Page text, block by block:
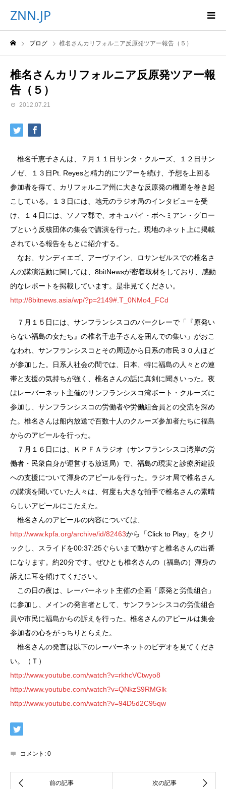
ZNN.JP
ブログ 椎名さんカリフォルニア反原発ツアー報告（５）
椎名さんカリフォルニア反原発ツアー報
告（５）
2012.07.21
椎名千恵子さんは、７月１１日サンタ・クルーズ、１２日サン
ノゼ、１３日Pt. Reyesと精力的にツアーを続け、予想を上回る
参加者を得て、カリフォルニア州に大きな反原発の機運を巻き起
こしている。１３日には、地元のラジオ局のインタビューを受
け、１４日には、ソノマ郡で、オキュパイ・ボヘミアン・グロー
ブという反核団体の集会で講演を行った。現地のネット上に掲載
されている報告をもとに紹介する。
なお、サンディエゴ、アーヴァイン、ロサンゼルスでの椎名さ
んの講演活動に関しては、8bitNewsが密着取材をしており、感動
的なレポートを掲載しています。是非見てください。
http://8bitnews.asia/wp/?p=2149#.T_0NMo4_FCd
７月１５日には、サンフランシスコのバークレーで「『原発い
らない福島の女たち』の椎名千恵子さんを囲んでの集い」がおこ
なわれ、サンフランシスコとその周辺から日系の市民３０人ほど
が参加した。日系人社会の間では、日本、特に福島の人々との連
帯と支援の気持ちが強く、椎名さんの話に真剣に聞きいった。夜
はレーバーネット主催のサンフランシスコ湾ボート・クルーズに
参加し、サンフランシスコの労働者や労働組合員との交流を深め
た。椎名さんは船内放送で百数十人のクルーズ参加者たちに福島
からのアピールを行った。
７月１６日には、ＫＰＦＡラジオ（サンフランシスコ湾岸の労
働者・民衆自身が運営する放送局）で、福島の現実と診療所建設
への支援について渾身のアピールを行った。ラジオ局で椎名さん
の講演を聞いていた人々は、何度も大きな拍手で椎名さんの素晴
らしいアピールにこたえた。
椎名さんのアピールの内容については、
http://www.kpfa.org/archive/id/82463から「Click to Play」をクリ
ックし、スライドを00:37:25ぐらいまで動かすと椎名さんの出番
になります。約20分です。ぜひとも椎名さんの（福島の）渾身の
訴えに耳を傾けてください。
この日の夜は、レーバーネット主催の企画「原発と労働組合」
に参加し、メインの発言者として、サンフランシスコの労働組合
員や市民に福島からの訴えを行った。椎名さんのアピールは集会
参加者の心をがっちりとらえた。
椎名さんの発言は以下のレーバーネットのビデオを見てくださ
い。（Ｔ）
http://www.youtube.com/watch?v=rkhcVCtwyo8
http://www.youtube.com/watch?v=QNkzS9RMGlk
http://www.youtube.com/watch?v=94D5d2C95qw
コメント: 0